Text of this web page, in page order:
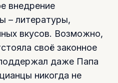
внедрение
– литературы,
вкусов. Возможно,
своё законное
даже Папа
никогда не